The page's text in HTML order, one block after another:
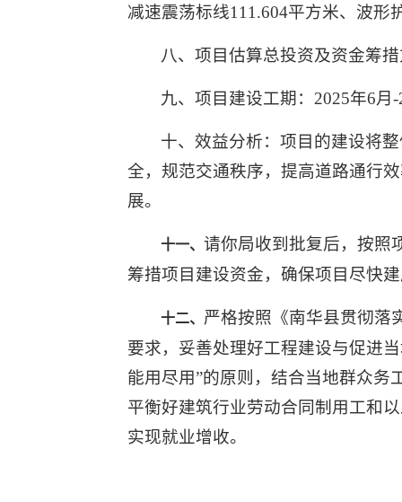
减速震荡标线111.604平方米、波形
八、项目估算总投资及资金筹
九、项目建设工期：2025年6月-
十、效益分析：项目的建设将
全，规范交通秩序，提高道路通行
展。
十一、请你局收到批复后，按照
筹措项目建设资金，确保项目尽快
十二、 严格按照《南华县贯彻落
要求，妥善处理好工程建设与促进
能用尽用”的原则，结合当地群众务
平衡好建筑行业劳动合同制用工和
实现就业增收。